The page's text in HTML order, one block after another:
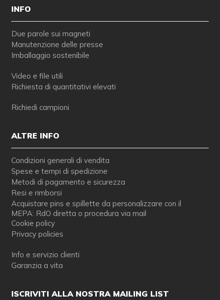
INFO
Due parole sui magneti
Manutenzione delle presse
Imballaggio sostenibile
Video e file utili
Richiesta di quantitativi elevati
Richiedi campioni
ALTRE INFO
Condizioni generali di vendita
Spese e tempi di spedizione
Metodi di pagamento e sicurezza
Resi e rimborsi
Acquistare pins e spillette da personalizzare con il
MEPA: RdO diretta o procedura via mail
Cookie policy
Privacy policies
Info e servizio clienti
Garanzia a vita
ISCRIVITI ALLA NOSTRA MAILING LIST